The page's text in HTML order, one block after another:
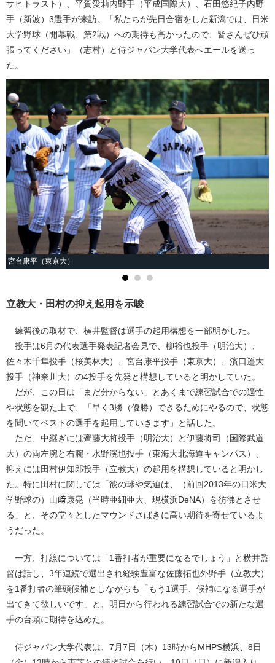
サヒトラスト）、平賀愛莉内野手（平成国際大）、石田悠紀子内野
手（新波）3選手が来訪。「私たちが先日合宿をした新潟では、日米
大学野球（開幕戦、第2戦）への期待も高かったので、皆さんぜひ頑
張ってください」（志村）と侍ジャパン大学代表へエールを送っ
た。
宮台康平（東京大）
立教大・田村の抑え起用を示唆
練習後の取材で、横井監督は選手の起用構想を一部明かした。
投手は6月の代表選手発表記者会見で、柳裕也投手（明治大）、
佐々木千隼投手（桜美林大）、宮台康平投手（東京大）、濱口遥大
投手（神奈川大）の4投手を先発と構想していると明かしていた。
だが、この日は「まだ分からない」とあくまで練習試合での適性
や状態を観た上で、「早く3勝（優勝）できるためにやるので、状態
を聞いてベストの選手を起用していきます」と話した。
ただ、中継ぎには齊藤大将投手（明治大）と伊藤将司（国際武道
大）の両左腕と右腕・水野滉也投手（東海大北海道キャンパス）、
抑えには田村伊知郎投手（立教大）の起用を構想していると明かし
た。特に田村に関しては「彼の球や気迫は、（前回2013年の日米大
学野球の）山﨑康晃（当時亜細亜大、現横浜DeNA）を彷彿とさせ
る」と、その堂々としたマウンドさばきに高い期待を寄せているよ
うだった。
一方、打線については「1番打者が重要になるでしょう」と横井監
督は話し、3年連続で選出され経験豊富な佐藤拓也外野手（立教大）
を1番打者の筆頭候補としながらも「もう1選手、候補になる選手が
出てきて欲しいです」と、明日から行われる練習試合での新たな選
手の台頭に期待を込めた。
侍ジャパン大学代表は、7月7日（木）13時からMHPS横浜、8日